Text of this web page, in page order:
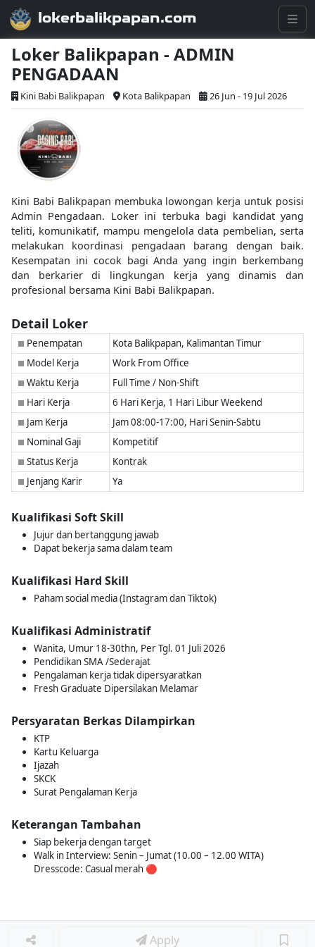
lokerbalikpapan.com
Loker Balikpapan - ADMIN
PENGADAAN
Kini Babi Balikpapan Kota Balikpapan 26 Jun - 19 Jul 2026
Kini Babi Balikpapan membuka lowongan kerja untuk posisi
Admin Pengadaan. Loker ini terbuka bagi kandidat yang
teliti, komunikatif, mampu mengelola data pembelian, serta
melakukan koordinasi pengadaan barang dengan baik.
Kesempatan ini cocok bagi Anda yang ingin berkembang
dan berkarier di lingkungan kerja yang dinamis dan
profesional bersama Kini Babi Balikpapan.
Detail Loker
■ Penempatan Kota Balikpapan, Kalimantan Timur
■ Model Kerja Work From Office
■ Waktu Kerja Full Time / Non-Shift
■ Hari Kerja 6 Hari Kerja, 1 Hari Libur Weekend
■ Jam Kerja Jam 08:00-17:00, Hari Senin-Sabtu
■ Nominal Gaji Kompetitif
■ Status Kerja Kontrak
■ Jenjang Karir Ya
Kualifikasi Soft Skill
Jujur dan bertanggung jawab
Dapat bekerja sama dalam team
Kualifikasi Hard Skill
Paham social media (Instagram dan Tiktok)
Kualifikasi Administratif
Wanita, Umur 18-30thn, Per Tgl. 01 Juli 2026
Pendidikan SMA /Sederajat
Pengalaman kerja tidak dipersyaratkan
Fresh Graduate Dipersilakan Melamar
Persyaratan Berkas Dilampirkan
KTP
Kartu Keluarga
Ijazah
SKCK
Surat Pengalaman Kerja
Keterangan Tambahan
Siap bekerja dengan target
Walk in Interview: Senin – Jumat (10.00 – 12.00 WITA)
Dresscode: Casual merah 🔴
Apply